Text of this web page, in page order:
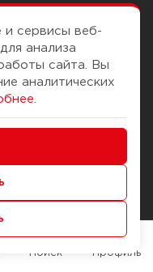
и оплата
оплаты
контроля качества
и сервисы веб-
анализа
сайта. Вы
аналитических
Поиск Профиль